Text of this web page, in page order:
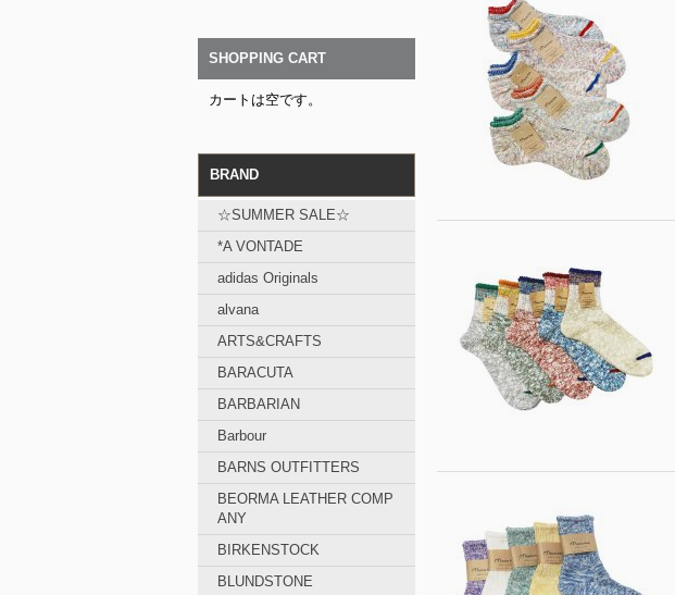
SHOPPING CART
カートは空です。
BRAND
☆SUMMER SALE☆
*A VONTADE
adidas Originals
alvana
ARTS&CRAFTS
BARACUTA
BARBARIAN
Barbour
BARNS OUTFITTERS
BEORMA LEATHER COMP
ANY
BIRKENSTOCK
BLUNDSTONE